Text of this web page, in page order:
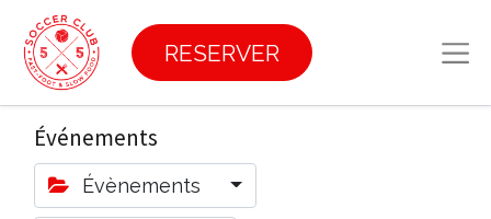
RESERVER
Événements
Évènements